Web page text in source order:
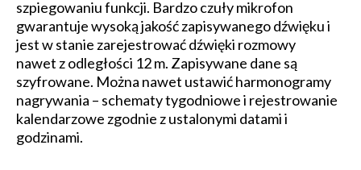
szpiegowaniu funkcji. Bardzo czuły mikrofon
gwarantuje wysoką jakość zapisywanego dźwięku i
jest w stanie zarejestrować dźwięki rozmowy
nawet z odległości 12 m. Zapisywane dane są
szyfrowane. Można nawet ustawić harmonogramy
nagrywania – schematy tygodniowe i rejestrowanie
kalendarzowe zgodnie z ustalonymi datami i
godzinami.